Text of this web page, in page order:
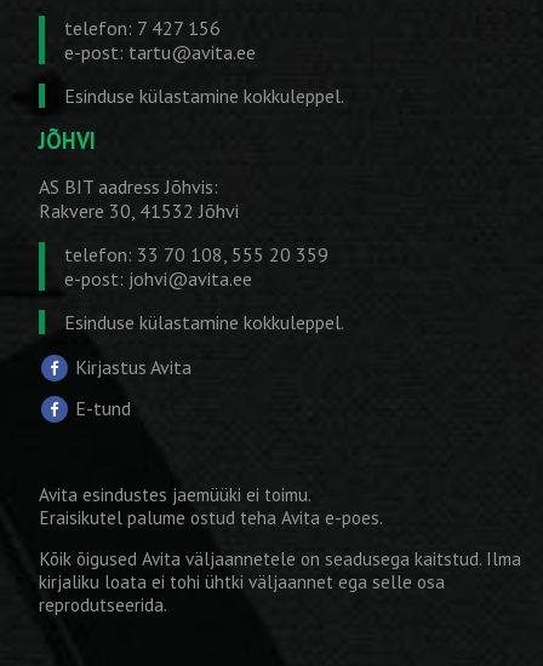
telefon: 7 427 156
e-post: tartu@avita.ee
Esinduse külastamine kokkuleppel.
JÕHVI
AS BIT aadress Jõhvis:
Rakvere 30, 41532 Jõhvi
telefon: 33 70 108, 555 20 359
e-post: johvi@avita.ee
Esinduse külastamine kokkuleppel.
Kirjastus Avita
E-tund
Avita esindustes jaemüüki ei toimu.
Eraisikutel palume ostud teha Avita e-poes.
Kõik õigused Avita väljaannetele on seadusega kaitstud. Ilma
kirjaliku loata ei tohi ühtki väljaannet ega selle osa
reprodutseerida.